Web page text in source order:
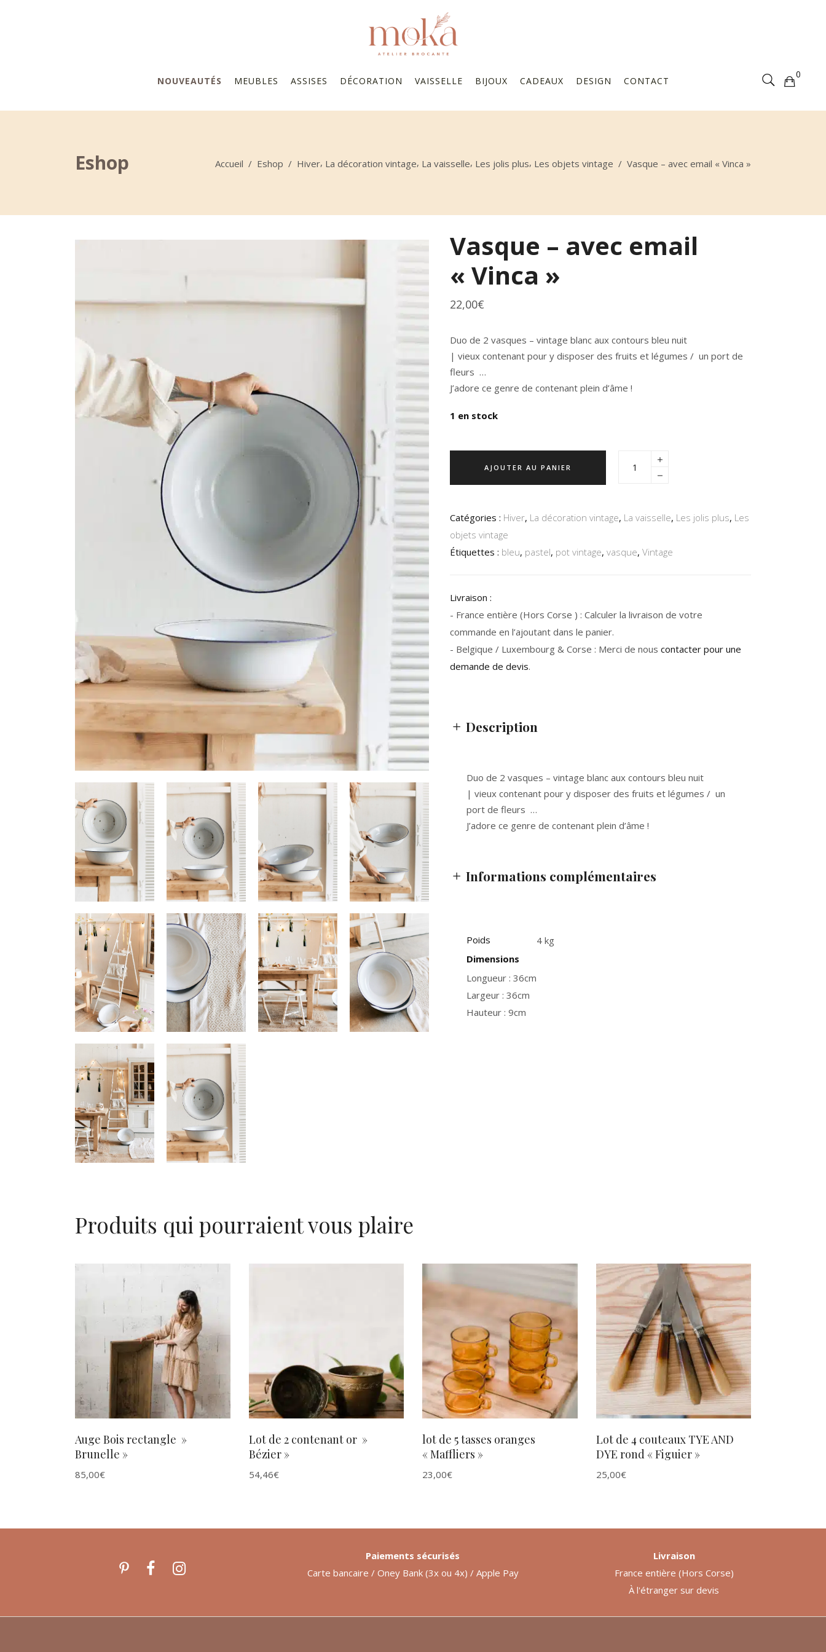
NOUVEAUTÉS MEUBLES ASSISES DÉCORATION VAISSELLE BIJOUX CADEAUX DESIGN CONTACT
0
Votre sélection est vide
Eshop Accueil / Eshop / Hiver, La décoration vintage, La vaisselle, Les jolis plus, Les objets vintage / Vasque – avec email « Vinca »
Vasque – avec email
« Vinca »
22,00€
Duo de 2 vasques – vintage blanc aux contours bleu nuit
| vieux contenant pour y disposer des fruits et légumes / un port de
fleurs …
J’adore ce genre de contenant plein d’âme !
1 en stock
AJOUTER AU PANIER
Catégories : Hiver, La décoration vintage, La vaisselle, Les jolis plus, Les
objets vintage
Étiquettes : bleu, pastel, pot vintage, vasque, Vintage
Livraison :
- France entière (Hors Corse ) : Calculer la livraison de votre
commande en l’ajoutant dans le panier.
- Belgique / Luxembourg & Corse : Merci de nous contacter pour une
demande de devis.
Description
Duo de 2 vasques – vintage blanc aux contours bleu nuit
| vieux contenant pour y disposer des fruits et légumes / un
port de fleurs …
J’adore ce genre de contenant plein d’âme !
Informations complémentaires
Poids
4 kg
Dimensions
Longueur : 36cm
Largeur : 36cm
Hauteur : 9cm
Produits qui pourraient vous plaire
AJOUTER AU PANIER
Auge Bois rectangle »
Brunelle »
85,00€
Lot de 2 contenant or »
Bézier »
54,46€
AJOUTER AU PANIER
lot de 5 tasses oranges
« Maffliers »
23,00€
AJOUTER AU PANIER
Lot de 4 couteaux TYE AND
DYE rond « Figuier »
25,00€
Paiements sécurisés
Carte bancaire / Oney Bank (3x ou 4x) / Apple Pay
Livraison
France entière (Hors Corse)
À l'étranger sur devis